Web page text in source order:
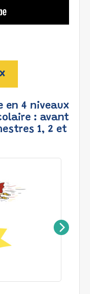
en 4 niveaux
: avant
1, 2 et